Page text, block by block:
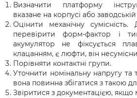
Визначити платформу
вказане на корпусі або
Оцінити механічну
перевірити форм-фактор і
акумулятор не фіксується
клацанням, є люфти, він
Порівняти контактні групи.
Уточнити номінальну напругу та
вона повинна збігатися з такою
Звіритися з документацією, якщо